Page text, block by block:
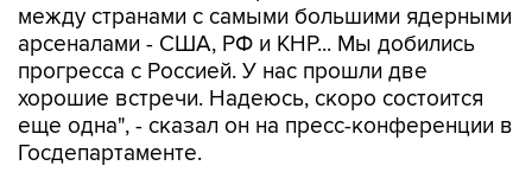
между странами с самыми большими ядерными
арсеналами - США, РФ и КНР... Мы добились
прогресса с Россией. У нас прошли две
хорошие встречи. Надеюсь, скоро состоится
еще одна", - сказал он на пресс-конференции в
Госдепартаменте.